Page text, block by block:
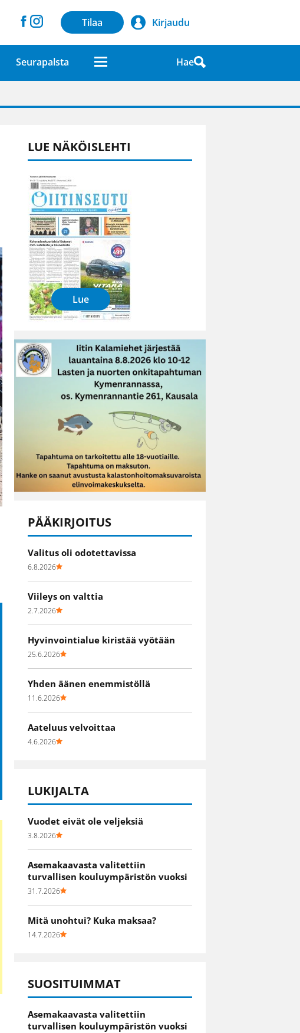
Tilaa Kirjaudu
Seurapalsta Hae
laatuna lehdessä
LUE NÄKÖISLEHTI
Lue
PÄÄKIRJOITUS
Valitus oli odotettavissa
6.8.2026
Viileys on valttia
2.7.2026
Hyvinvointialue kiristää vyötään
25.6.2026
Yhden äänen enemmistöllä
11.6.2026
Aateluus velvoittaa
4.6.2026
LUKIJALTA
Vuodet eivät ole veljeksiä
3.8.2026
Asemakaavasta valitettiin
turvallisen kouluympäristön vuoksi
31.7.2026
Mitä unohtui? Kuka maksaa?
14.7.2026
SUOSITUIMMAT
Asemakaavasta valitettiin
turvallisen kouluympäristön vuoksi